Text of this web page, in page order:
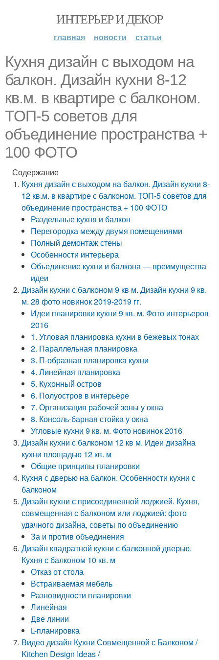
ИНТЕРЬЕР И ДЕКОР
главная новости статьи
Кухня дизайн с выходом на
балкон. Дизайн кухни 8-12
кв.м. в квартире с балконом.
ТОП-5 советов для
объединение пространства +
100 ФОТО
Содержание
Кухня дизайн с выходом на балкон. Дизайн кухни 8-
12 кв.м. в квартире с балконом. ТОП-5 советов для
объединение пространства + 100 ФОТО
Раздельные кухня и балкон
Перегородка между двумя помещениями
Полный демонтаж стены
Особенности интерьера
Объединение кухни и балкона — преимущества
идеи
Дизайн кухни с балконом 9 кв м. Дизайн кухни 9 кв.
м. 28 фото новинок 2019-2019 гг.
Идеи планировки кухни 9 кв. м. Фото интерьеров
2016
1. Угловая планировка кухни в бежевых тонах
2. Параллельная планировка
3. П-образная планировка кухни
4. Линейная планировка
5. Кухонный остров
6. Полуостров в интерьере
7. Организация рабочей зоны у окна
8. Консоль-барная стойка у окна
Угловые кухни 9 кв. м. Фото новинок 2016
Дизайн кухни с балконом 12 кв м. Идеи дизайна
кухни площадью 12 кв. м
Общие принципы планировки
Кухня с дверью на балкон. Особенности кухни с
балконом
Дизайн кухни с присоединенной лоджией. Кухня,
совмещенная с балконом или лоджией: фото
удачного дизайна, советы по объединению
За и против объединения
Дизайн квадратной кухни с балконной дверью.
Кухня с балконом 10 кв. м
Отказ от стола
Встраиваемая мебель
Разновидности планировки
Линейная
Две линии
L-планировка
Видео дизайн Кухни Совмещенной с Балконом /
Kitchen Design Ideas /